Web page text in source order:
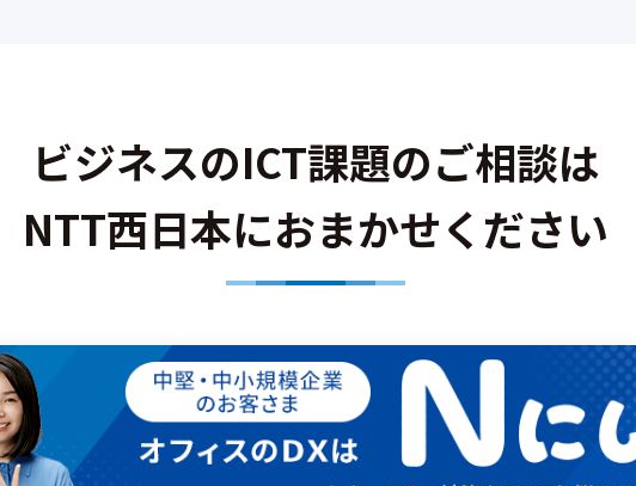
ビジネスのICT課題のご相談は
NTT西日本におまかせください